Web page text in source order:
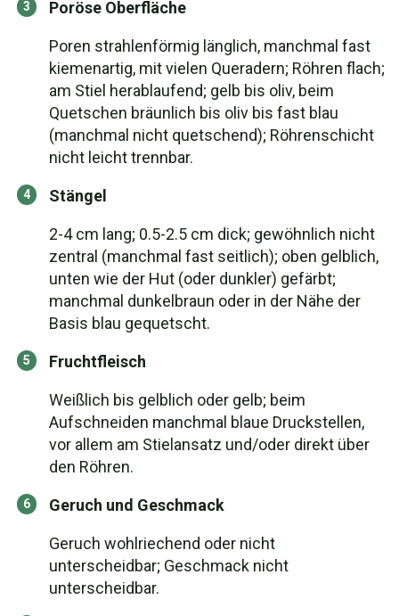
Poröse Oberfläche
Poren strahlenförmig länglich, manchmal fast
kiemenartig, mit vielen Queradern; Röhren flach;
am Stiel herablaufend; gelb bis oliv, beim
Quetschen bräunlich bis oliv bis fast blau
(manchmal nicht quetschend); Röhrenschicht
nicht leicht trennbar.
Stängel
2-4 cm lang; 0.5-2.5 cm dick; gewöhnlich nicht
zentral (manchmal fast seitlich); oben gelblich,
unten wie der Hut (oder dunkler) gefärbt;
manchmal dunkelbraun oder in der Nähe der
Basis blau gequetscht.
Fruchtfleisch
Weißlich bis gelblich oder gelb; beim
Aufschneiden manchmal blaue Druckstellen,
vor allem am Stielansatz und/oder direkt über
den Röhren.
Geruch und Geschmack
Geruch wohlriechend oder nicht
unterscheidbar; Geschmack nicht
unterscheidbar.